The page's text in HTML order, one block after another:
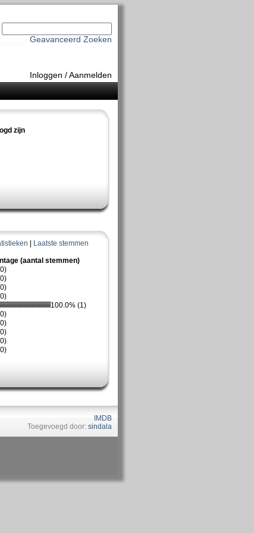
Geavanceerd Zoeken
Inloggen /Aanmelden
zijn
Laatste stemmen
(aantal stemmen)
100.0% (1)
IMDB
Toegevoegd door: sindala